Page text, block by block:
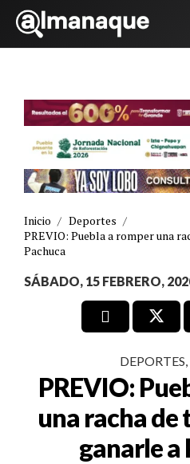
Inicio / Deportes /
PREVIO: Puebla a romper una
Pachuca
SÁBADO, 15 FEBRERO,
DEPORTES,
PREVIO:
una racha de
ganarle a